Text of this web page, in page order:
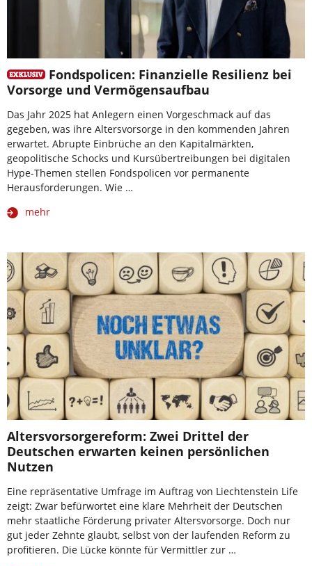
Fondspolicen: Finanzielle Resilienz bei
Vorsorge und Vermögensaufbau
Das Jahr 2025 hat Anlegern einen Vorgeschmack auf das
gegeben, was ihre Altersvorsorge in den kommenden Jahren
erwartet. Abrupte Einbrüche an den Kapitalmärkten,
geopolitische Schocks und Kursübertreibungen bei digitalen
Hype-Themen stellen Fondspolicen vor permanente
Herausforderungen. Wie …
mehr
Altersvorsorgereform: Zwei Drittel der
Deutschen erwarten keinen persönlichen
Nutzen
Eine repräsentative Umfrage im Auftrag von Liechtenstein Life
zeigt: Zwar befürwortet eine klare Mehrheit der Deutschen
mehr staatliche Förderung privater Altersvorsorge. Doch nur
gut jeder Zehnte glaubt, selbst von der laufenden Reform zu
profitieren. Die Lücke könnte für Vermittler zur …